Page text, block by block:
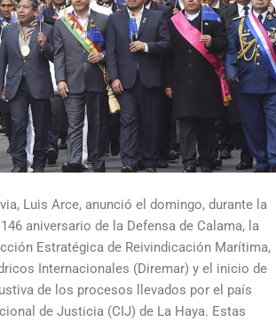
Luis Arce, anunció el domingo, durante la
aniversario de la Defensa de Calama, la
Estratégica de Reivindicación Marítima,
Internacionales (Diremar) y el inicio de
de los procesos llevados por el país
de Justicia (CIJ) de La Haya. Estas